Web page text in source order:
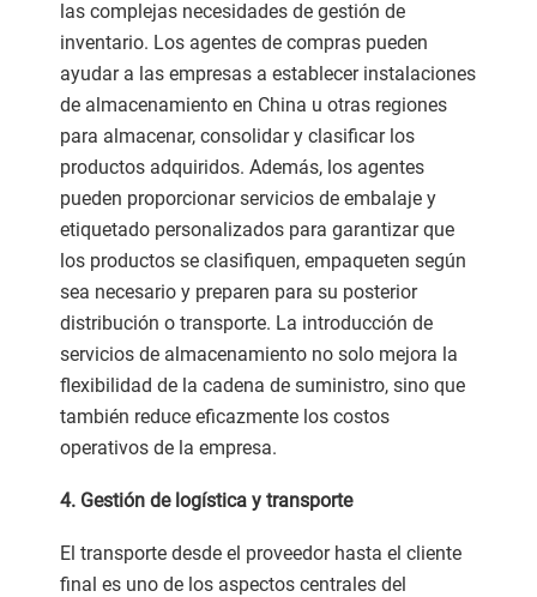
las complejas necesidades de gestión de
inventario. Los agentes de compras pueden
ayudar a las empresas a establecer instalaciones
de almacenamiento en China u otras regiones
para almacenar, consolidar y clasificar los
productos adquiridos. Además, los agentes
pueden proporcionar servicios de embalaje y
etiquetado personalizados para garantizar que
los productos se clasifiquen, empaqueten según
sea necesario y preparen para su posterior
distribución o transporte. La introducción de
servicios de almacenamiento no solo mejora la
flexibilidad de la cadena de suministro, sino que
también reduce eficazmente los costos
operativos de la empresa.
4. Gestión de logística y transporte
El transporte desde el proveedor hasta el cliente
final es uno de los aspectos centrales del